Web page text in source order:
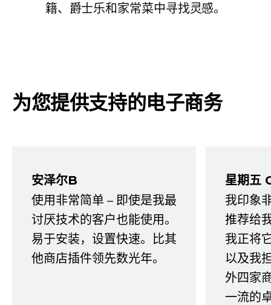
籍、爵士乐和家常菜中寻找灵感。
为您提供支持的电子商务
安泽尔B
使用非常简单 – 即使是我最
讨厌技术的客户也能使用。
易于安装，设置快速。比其
他商店插件领先数光年。
星期五
我印象
推荐给
我正将
以及我
外四家
一流的